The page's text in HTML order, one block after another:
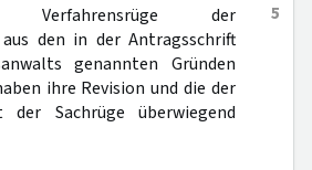
5
der
den in der Antragsschrift
genannten Gründen
ihre Revision und die der
Sachrüge überwiegend